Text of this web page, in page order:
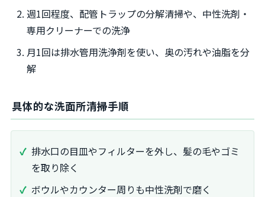
週1回程度、配管トラップの分解清掃や、中性洗剤・
専用クリーナーでの洗浄
月1回は排水管用洗浄剤を使い、奥の汚れや油脂を分
解
具体的な洗面所清掃手順
排水口の目皿やフィルターを外し、髪の毛やゴミ
を取り除く
ボウルやカウンター周りも中性洗剤で磨く